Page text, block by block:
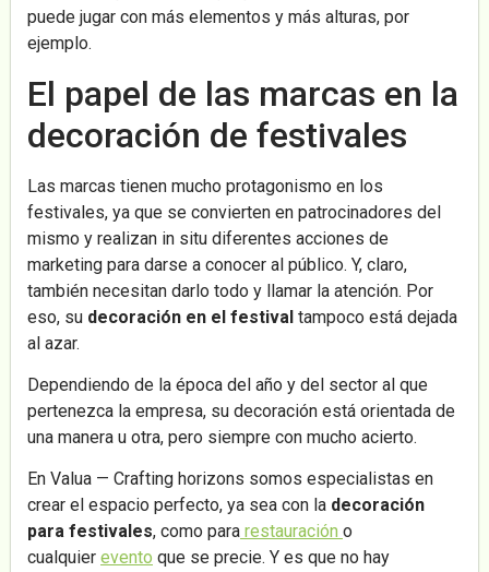
puede jugar con más elementos y más alturas, por
ejemplo.
El papel de las marcas en la
decoración de festivales
Las marcas tienen mucho protagonismo en los
festivales, ya que se convierten en patrocinadores del
mismo y realizan in situ diferentes acciones de
marketing para darse a conocer al público. Y, claro,
también necesitan darlo todo y llamar la atención. Por
eso, su decoración en el festival tampoco está dejada
al azar.
Dependiendo de la época del año y del sector al que
pertenezca la empresa, su decoración está orientada de
una manera u otra, pero siempre con mucho acierto.
En Valua — Crafting horizons somos especialistas en
crear el espacio perfecto, ya sea con la decoración
para festivales, como para restauración o
cualquier evento que se precie. Y es que no hay